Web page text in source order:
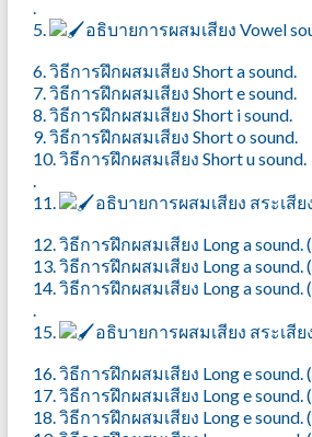
.
5.
อธิบายการผสมเสียง Vowel
6. วิธีการฝึกผสมเสียง Short a sound.
7. วิธีการฝึกผสมเสียง Short e sound.
8. วิธีการฝึกผสมเสียง Short i sound.
9. วิธีการฝึกผสมเสียง Short o sound.
10. วิธีการฝึกผสมเสียง Short u sound.
.
11.
อธิบายการผสมเสียง สระเสีย
12. วิธีการฝึกผสมเสียง Long a sound.
13. วิธีการฝึกผสมเสียง Long a sound.
14. วิธีการฝึกผสมเสียง Long a sound.
.
15.
อธิบายการผสมเสียง สระเสีย
16. วิธีการฝึกผสมเสียง Long e sound.
17. วิธีการฝึกผสมเสียง Long e sound.
18. วิธีการฝึกผสมเสียง Long e sound.